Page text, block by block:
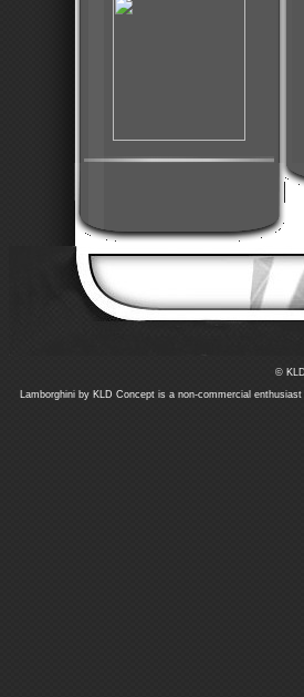
©
Lamborghini by KLD Concept is a non-commercial